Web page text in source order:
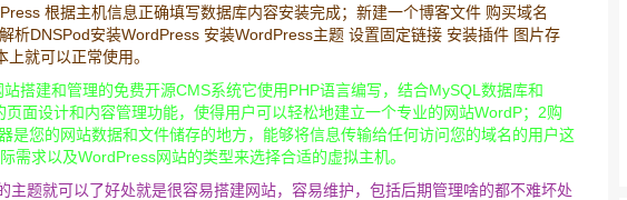
根据主机信息正确填写数据库内容安装完成；新建一个博客文件 购买域名
析DNSPod安装WordPress 安装WordPress主题 设置固定链接 安装插件 图片存
就可以正常使用。
搭建和管理的免费开源CMS系统它使用PHP语言编写，结合MySQL数据库和
面设计和内容管理功能，使得用户可以轻松地建立一个专业的网站WordP；2购
是您的网站数据和文件储存的地方，能够将信息传输给任何访问您的域名的用户这
需求以及WordPress网站的类型来选择合适的虚拟主机。
题就可以了好处就是很容易搭建网站，容易维护，包括后期管理啥的都不难坏处